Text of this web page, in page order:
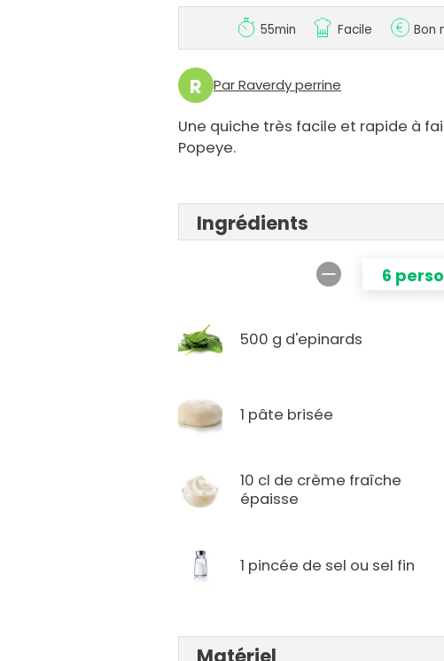
55min Facile Bon
R Par Raverdy perrine
Une quiche très facile et rapide à
Popeye.
Ingrédients
6
500 g d'epinards
1 pâte brisée
10 cl de crème fraîche
épaisse
1 pincée de sel ou sel fin